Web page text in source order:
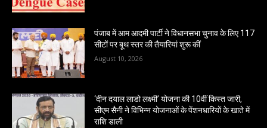
पंजाब में आम आदमी पार्टी ने विधानसभा चुनाव के लिए 117
सीटों पर बूथ स्तर की तैयारियां शुरू कीं
August 10, 2026
‘दीन दयाल लाडो लक्ष्मी’ योजना की 10वीं किस्त जारी,
सीएम सैनी ने विभिन्न योजनाओं के पेंशनधारियों के खाते में
राशि डाली